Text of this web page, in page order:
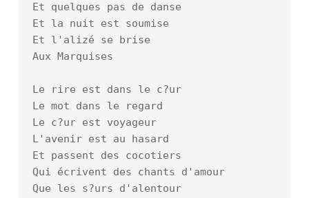
Et quelques pas de danse
Et la nuit est soumise
Et l'alizé se brise
Aux Marquises
Le rire est dans le c?ur
Le mot dans le regard
Le c?ur est voyageur
L'avenir est au hasard
Et passent des cocotiers
Qui écrivent des chants d'amour
Que les s?urs d'alentour